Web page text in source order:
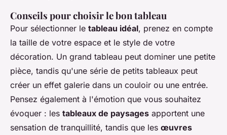
Conseils pour choisir le bon tableau
Pour sélectionner le tableau idéal, prenez en compte
la taille de votre espace et le style de votre
décoration. Un grand tableau peut dominer une petite
pièce, tandis qu'une série de petits tableaux peut
créer un effet galerie dans un couloir ou une entrée.
Pensez également à l'émotion que vous souhaitez
évoquer : les tableaux de paysages apportent une
sensation de tranquillité, tandis que les œuvres